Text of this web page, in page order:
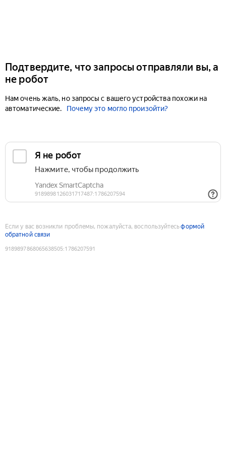
Подтвердите, что запросы отправляли вы, а
не робот
Нам очень жаль, но запросы с вашего устройства похожи на
автоматические.
Почему это могло произойти?
Если у вас возникли проблемы, пожалуйста, воспользуйтесьформой
обратной связи
9189897868065638505:1786207591